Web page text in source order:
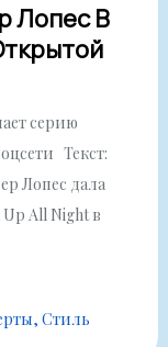
Лопес В
серию
Текст:
Лопес дала
All Night в
Стиль